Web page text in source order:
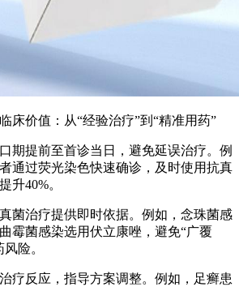
临床价值：从“经验治疗”到“精准用药”
期提前至首诊当日，避免延误治疗。例
通过荧光染色快速确诊，及时使用抗真
升40%。
菌治疗提供即时依据。例如，念珠菌感
霉菌感染选用伏立康唑，避免“广覆
险。
疗反应，指导方案调整。例如，足癣患